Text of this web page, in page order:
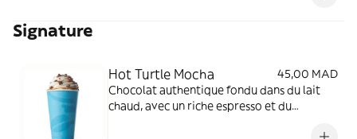
Signature
Hot Turtle Mocha
45,00 MAD
Chocolat authentique fondu dans du lait
chaud, avec un riche espresso et du